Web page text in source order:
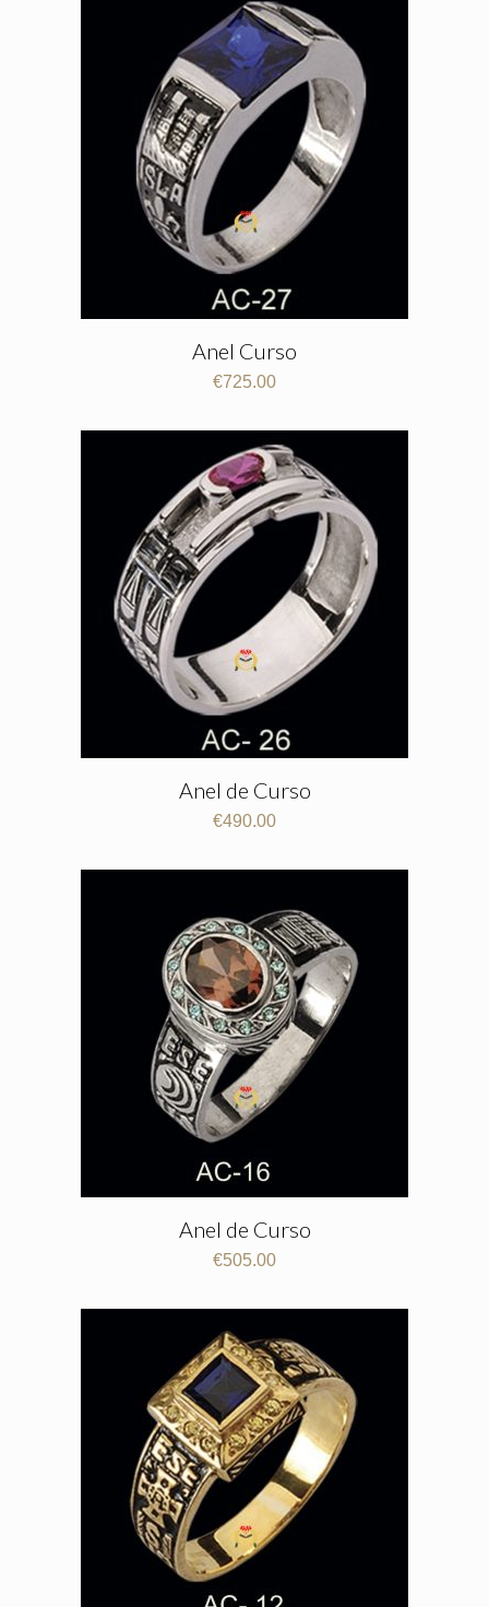
Anel Curso
€725.00
Anel de Curso
€490.00
Anel de Curso
€505.00